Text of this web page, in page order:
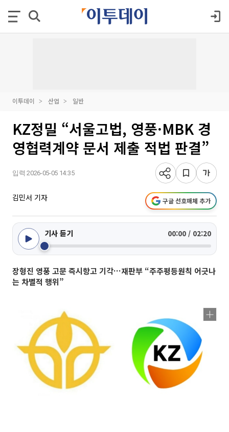
이투데이 산업 일반
KZ정밀 “서울고법, 영풍·MBK 경
영협력계약 문서 제출 적법 판결”
입력 2026-05-05 14:35
김민서 기자 구글 선호매체 추가
기사 듣기 00:00 / 02:20
장형진 영풍 고문 즉시항고 기각…재판부 “주주평등원칙 어긋나
는 차별적 행위”